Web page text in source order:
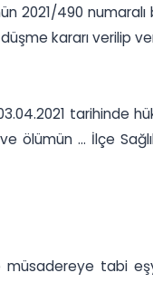
2021/490
kararı verilip
tarihinde
ölümün ... İlçe
müsadereye